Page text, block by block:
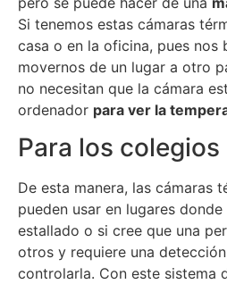
Si tenemos estas cámaras
casa o en la oficina, pues nos
movernos de un lugar a otro
no necesitan que la cámara
ordenador para ver la
Para los colegios
De esta manera, las cámaras
pueden usar en lugares
estallado o si cree que una
otros y requiere una
controlarla. Con este sistema